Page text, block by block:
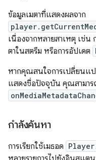
ข้อมูลเมตาที่แสดงผลจาก
เนื่องจากหลายสาเหตุ เช่น
ตาในสตรีม หรือการอัปเดต
หากคุณสนใจการเปลี่ยนแป
แสดงชื่อปัจจุบัน คุณสามาร
กำลังค้นหา
การเรียกใช้เมธอด